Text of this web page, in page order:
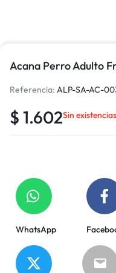
Acana Perro Adulto
Referencia: ALP-SA-AC-
$ 1.602Sin existencias
WhatsApp